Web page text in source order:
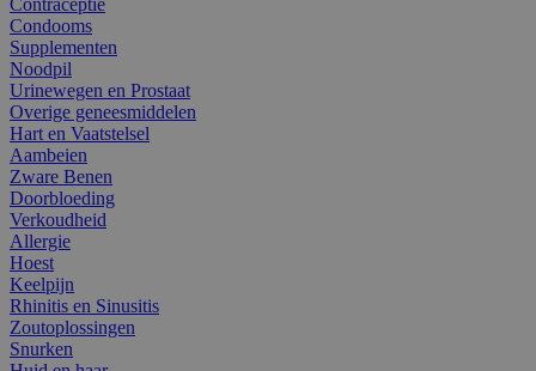
Condooms
Supplementen
Noodpil
Urinewegen en Prostaat
Overige geneesmiddelen
Hart en Vaatstelsel
Aambeien
Zware Benen
Doorbloeding
Verkoudheid
Allergie
Hoest
Keelpijn
Rhinitis en Sinusitis
Zoutoplossingen
Snurken